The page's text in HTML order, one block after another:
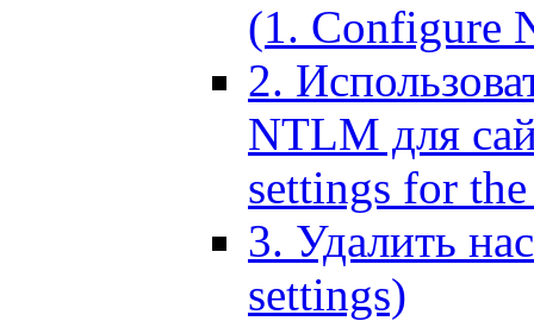
(1. Configure
2.
NTLM для
settings for
3. Удалить
settings)